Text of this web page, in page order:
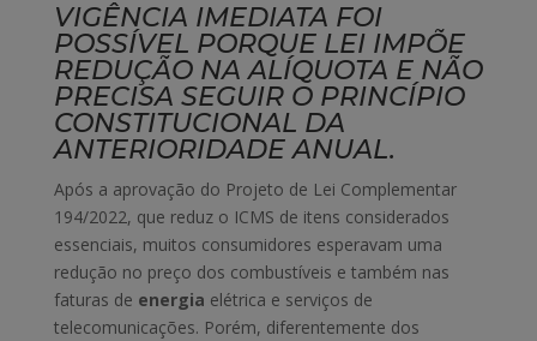
VIGÊNCIA IMEDIATA FOI
POSSÍVEL PORQUE LEI IMPÕE
REDUÇÃO NA ALÍQUOTA E NÃO
PRECISA SEGUIR O PRINCÍPIO
CONSTITUCIONAL DA
ANTERIORIDADE ANUAL.
Após a aprovação do Projeto de Lei Complementar
194/2022, que reduz o ICMS de itens considerados
essenciais, muitos consumidores esperavam uma
redução no preço dos combustíveis e também nas
faturas de energia elétrica e serviços de
telecomunicações. Porém, diferentemente dos